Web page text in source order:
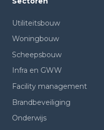
Utiliteitsbouw
Woningbouw
Scheepsbouw
Infra en GWW
Facility management
Brandbeveiliging
Onderwijs